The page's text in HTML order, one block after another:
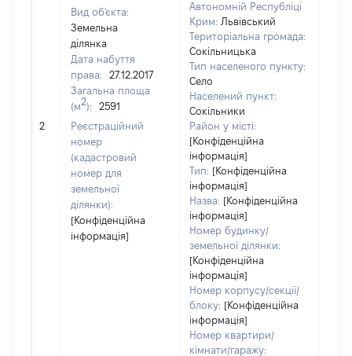
2
Вид об'єкта:
Земельна
ділянка
Дата набуття
права:
27.12.2017
Загальна площа
(м2):
2591
Реєстраційний
номер
(кадастровий
номер для
земельної
ділянки):
[Конфіденційна
інформація]
Автономній Республіці
Крим: Львівський
Територіальна громада:
Сокільницька
Тип населеного пункту:
Село
Населений пункт:
Сокільники
Район у місті:
[Конфіденційна
інформація]
Тип: [Конфіденційна
інформація]
Назва: [Конфіденційна
інформація]
Номер будинку/
земельної ділянки:
[Конфіденційна
інформація]
Номер корпусу/секції/
блоку: [Конфіденційна
інформація]
Номер квартири/
кімнати/гаражу: